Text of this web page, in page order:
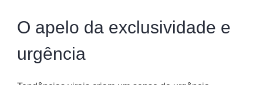
O apelo da exclusividade e
urgência